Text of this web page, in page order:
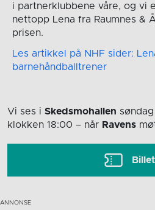
i partnerklubbene våre, og vi
nettopp Lena fra Raumnes &
prisen.
Les artikkel på NHF sider:
barnehåndballtrener
Vi ses i Skedsmohallen
klokken 18:00 – når Ravens